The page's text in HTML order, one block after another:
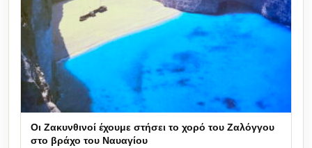
Οι Ζακυνθινοί έχουμε στήσει το χορό του Ζαλόγγου
στο βράχο του Ναυαγίου